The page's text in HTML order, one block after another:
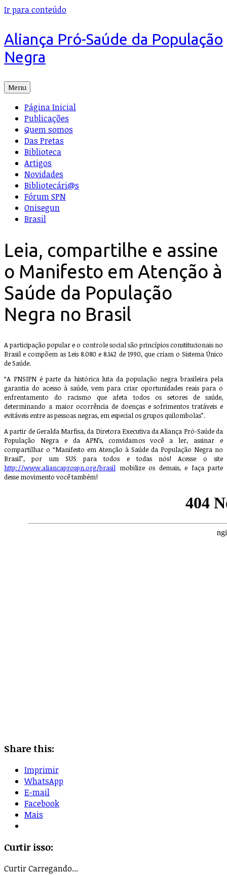
Ir para conteúdo
Aliança Pró-Saúde da População
Negra
Menu
Página Inicial
Publicações
Quem somos
Das Pretas
Biblioteca
Artigos
Novidades
Bibliotecári@s
Fórum SPN
Onisegun
Brasil
Leia, compartilhe e assine
o Manifesto em Atenção à
Saúde da População
Negra no Brasil
A participação popular e o controle social são princípios constitucionais no
Brasil e compõem as Leis 8.080 e 8.142 de 1990, que criam o Sistema Único
de Saúde.
“A PNSIPN é parte da histórica luta da população negra brasileira pela
garantia do acesso à saúde, vem para criar oportunidades reais para o
enfrentamento do racismo que afeta todos os setores de saúde,
determinando a maior ocorrência de doenças e sofrimentos tratáveis e
evitáveis entre as pessoas negras, em especial os grupos quilombolas”.
A partir de Geralda Marfisa, da Diretora Executiva da Aliança Pró-Saúde da
População Negra e da APN’s, convidamos você a ler, assinar e
compartilhar o “Manifesto em Atenção à Saúde da População Negra no
Brasil”, por um SUS para todos e todas nós! Acesse o site
http://www.aliancaprospn.org/brasil mobilize os demais, e faça parte
desse movimento você também!
Share this:
Imprimir
WhatsApp
E-mail
Facebook
Mais
Curtir isso:
CurtirCarregando...